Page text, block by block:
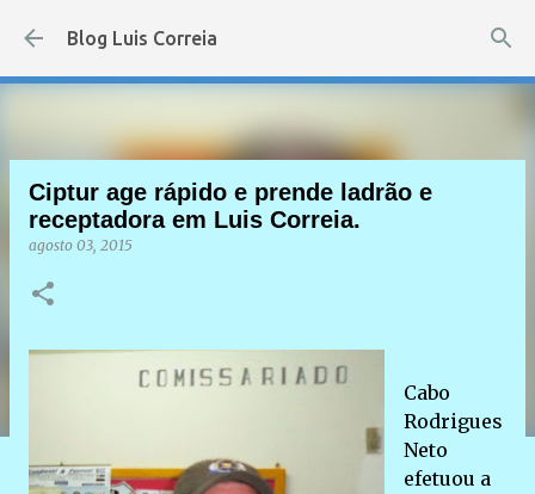
Pular para o conteúdo principal
Blog Luis Correia
Ciptur age rápido e prende ladrão e
receptadora em Luis Correia.
agosto 03, 2015
Cabo
Rodrigues
Neto
efetuou a